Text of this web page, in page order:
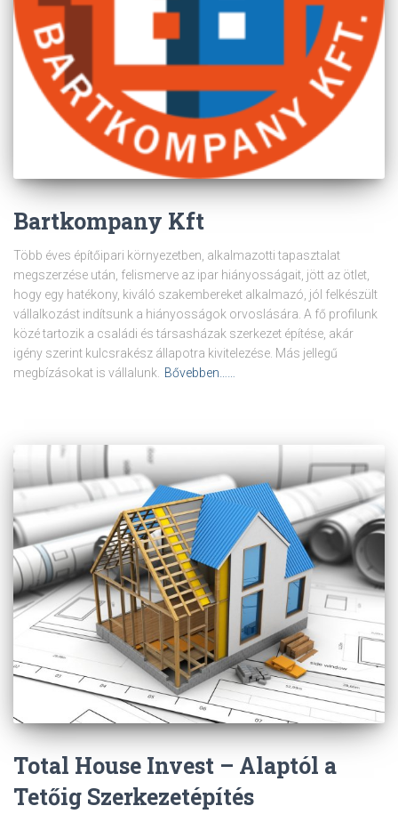
Bartkompany Kft
Több éves építőipari környezetben, alkalmazotti tapasztalat
megszerzése után, felismerve az ipar hiányosságait, jött az ötlet,
hogy egy hatékony, kiváló szakembereket alkalmazó, jól felkészült
vállalkozást indítsunk a hiányosságok orvoslására. A fő profilunk
közé tartozik a családi és társasházak szerkezet építése, akár
igény szerint kulcsrakész állapotra kivitelezése. Más jellegű
megbízásokat is vállalunk.
Bővebben……
Total House Invest – Alaptól a
Tetőig Szerkezetépítés